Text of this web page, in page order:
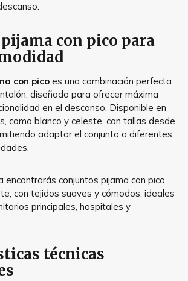
con pico para
con pico es una combinación perfecta
diseñado para ofrecer máxima
en el descanso. Disponible en
como blanco y celeste, con tallas desde
adaptar el conjunto a diferentes
encontrarás conjuntos pijama con pico
con tejidos suaves y cómodos, ideales
principales, hospitales y
técnicas